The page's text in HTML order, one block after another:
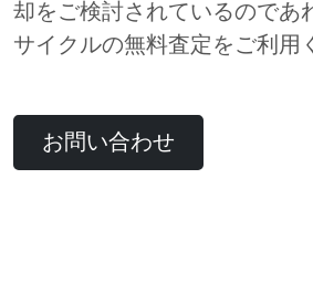
却をご検討されているのであ
サイクルの無料査定をご利用
お問い合わせ